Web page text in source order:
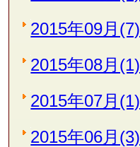
2015年09月(7)
2015年08月(1)
2015年07月(1)
2015年06月(3)